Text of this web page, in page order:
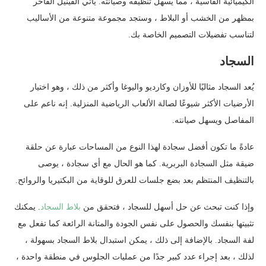
بمظهر من الخشب أو البلاط ، وستجد مجموعة متنوعة من الأساليب
لتناسب تفضيلات التصميم الخاصة بك.
السجاد
يُعد السجاد مثاليًا للأوزان وكارديو واليوغا وأكثر من ذلك ، وهو اختيار
الأرضيات الأكثر شيوعًا لصالة الألعاب الرياضية المنزلية. إنه ناعم على
المفاصل ويسهل صيانته.
عادةً ما تكون أفضل سجادة لهذا النوع من المساحات عبارة عن حلقة
ضيقة مثل السجادة البربرية. كما هو الحال مع أي سجادة ، يوصى
بالتنظيف المنتظم بعد بضع جلسات للعرق للوقاية من البكتيريا والروائح.
وإذا كنت تبحث عن حل أسهل للسجاد ، فتحقق من بلاط السجاد. يمكنك
تثبيتها بنفسك والحصول على نفس الجودة والمتانة الرائعة كما تفعل مع
لفة السجاد. بالإضافة إلى ذلك ، يمكن استبدال بلاط السجاد بسهولة ،
لذلك ، بعد إجراء عدد كبير جدًا من عمليات الجلوس في منطقة واحدة ،